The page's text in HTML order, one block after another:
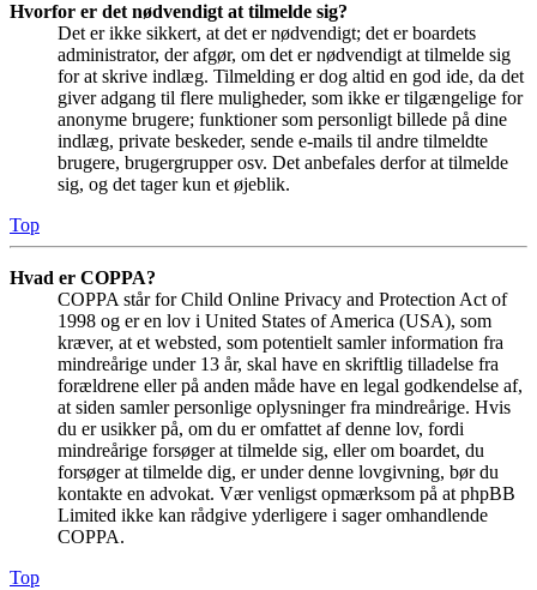
Hvorfor er det nødvendigt at tilmelde sig?
Det er ikke sikkert, at det er nødvendigt; det er boardets
administrator, der afgør, om det er nødvendigt at tilmelde sig
for at skrive indlæg. Tilmelding er dog altid en god ide, da det
giver adgang til flere muligheder, som ikke er tilgængelige for
anonyme brugere; funktioner som personligt billede på dine
indlæg, private beskeder, sende e-mails til andre tilmeldte
brugere, brugergrupper osv. Det anbefales derfor at tilmelde
sig, og det tager kun et øjeblik.
Top
Hvad er COPPA?
COPPA står for Child Online Privacy and Protection Act of
1998 og er en lov i United States of America (USA), som
kræver, at et websted, som potentielt samler information fra
mindreårige under 13 år, skal have en skriftlig tilladelse fra
forældrene eller på anden måde have en legal godkendelse af,
at siden samler personlige oplysninger fra mindreårige. Hvis
du er usikker på, om du er omfattet af denne lov, fordi
mindreårige forsøger at tilmelde sig, eller om boardet, du
forsøger at tilmelde dig, er under denne lovgivning, bør du
kontakte en advokat. Vær venligst opmærksom på at phpBB
Limited ikke kan rådgive yderligere i sager omhandlende
COPPA.
Top